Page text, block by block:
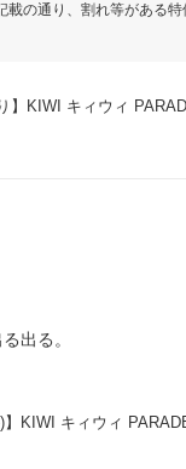
の通り、割れ等がある
】KIWI キィウィ
出る。
】KIWI キィウィ